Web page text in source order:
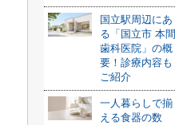
国立駅周辺にあ
る「国立市 本間
歯科医院」の概
要！診療内容も
ご紹介
一人暮らしで揃
える食器の数